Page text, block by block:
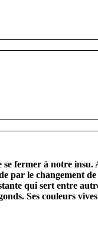
fermer à notre
par le changement
qui sert entre
Ses couleurs